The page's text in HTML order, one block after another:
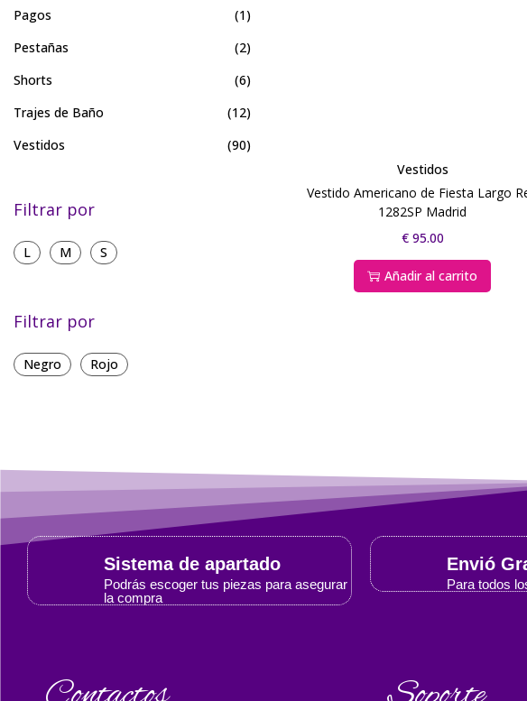
Vestidos
Vestido Americano de Fiesta Largo
1282SP Madrid
€95.00
Añadir al carrito
Pagos
(1)
Pestañas
(2)
Shorts
(6)
Trajes de Baño
(12)
Vestidos
(90)
Filtrar por
L M S
Filtrar por
Negro Rojo
Sistema de apartado
Podrás escoger tus piezas para asegurar
la compra
Envió
Para todos